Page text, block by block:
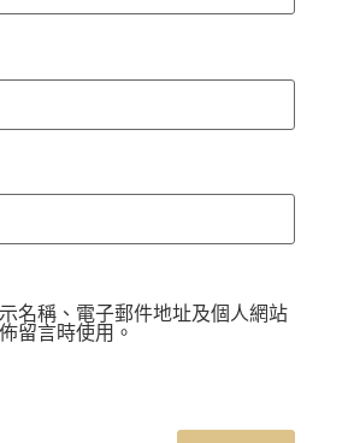
名稱、電子郵件地址及個人網站
留言時使用。